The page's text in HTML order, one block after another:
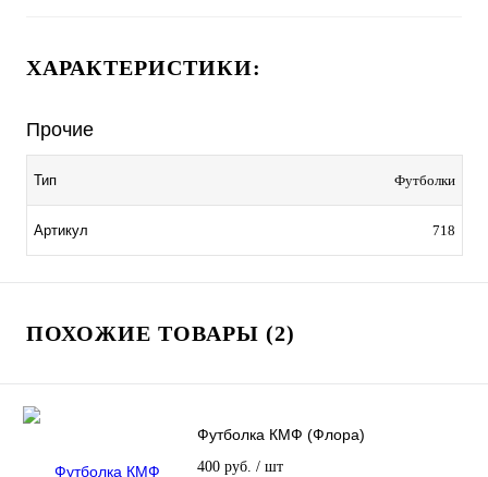
ХАРАКТЕРИСТИКИ:
Прочие
Тип Футболки
Артикул 718
ПОХОЖИЕ ТОВАРЫ (2)
Футболка КМФ (Флора)
400 руб. / шт